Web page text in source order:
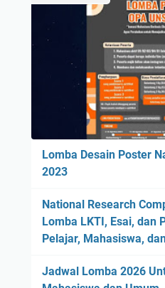
Lomba Desain Poster
2023
National Research
Lomba LKTI, Esai, dan
Pelajar, Mahasiswa,
Jadwal Lomba 2026